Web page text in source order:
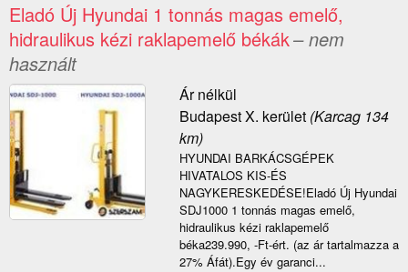
Eladó Új Hyundai 1 tonnás magas emelő,
hidraulikus kézi raklapemelő békák– nem
használt
Ár nélkül
Budapest X. kerület(Karcag 134
km)
HYUNDAI BARKÁCSGÉPEK
HIVATALOS KIS-ÉS
NAGYKERESKEDÉSE!Eladó Új Hyundai
SDJ1000 1 tonnás magas emelő,
hidraulikus kézi raklapemelő
béka239.990, -Ft-ért. (az ár tartalmazza a
27% Áfát).Egy év garanci...